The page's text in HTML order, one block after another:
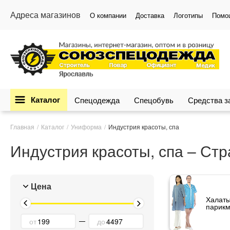
Адреса магазинов О компании Доставка Логотипы
Каталог Спецодежда Спецобувь Средства
Главная Каталог Униформа Индустрия красоты, спа
Индустрия красоты, спа –
Цена
от до